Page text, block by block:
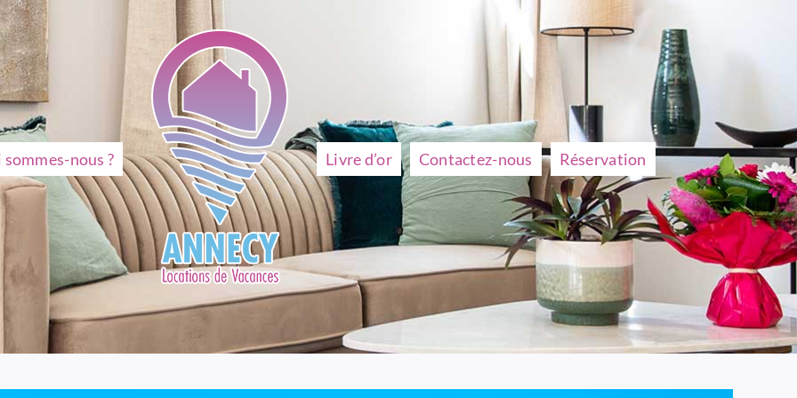
sommes-nous ? Livre d’or Contactez-nous Réservation